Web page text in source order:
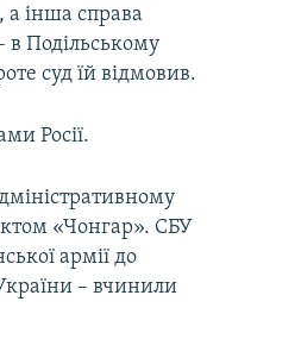
інша справа
в Подільському
суд їй відмовив.
Росії.
«Чонгар». СБУ
армії до
– вчинили